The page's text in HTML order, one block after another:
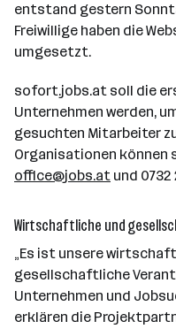
entstand gestern
Freiwillige haben die
umgesetzt.
sofort.jobs.at soll die
Unternehmen werden,
gesuchten Mitarbeiter
Organisationen können
office@jobs.at und 0732
Wirtschaftliche und
„Es ist unsere
gesellschaftliche
Unternehmen und
erklären die